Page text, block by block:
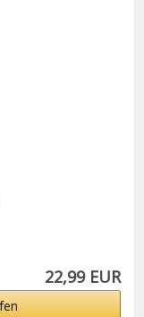
22,99 EUR